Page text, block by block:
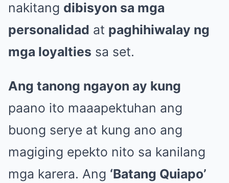
nakitang dibisyon sa mga
personalidad at paghihiwalay ng
mga loyalties sa set.
Ang tanong ngayon ay kung
paano ito maaapektuhan ang
buong serye at kung ano ang
magiging epekto nito sa kanilang
mga karera. Ang ‘Batang Quiapo’